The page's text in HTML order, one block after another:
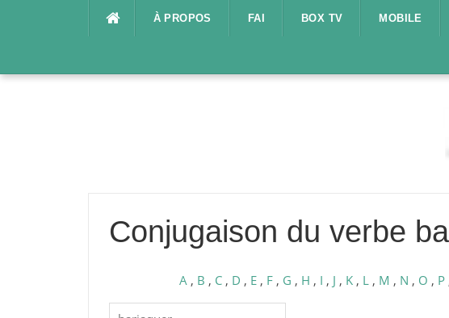
À PROPOS FAI BOX TV MOBILE
Conjugaison du verbe
A, B , C, D , E, F, G , H , I , J , K, L, M , N , O , P